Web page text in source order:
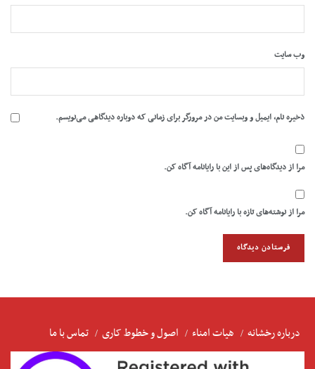
وب‌ سایت
ذخیره نام، ایمیل و وبسایت من در مرورگر برای زمانی که دوباره دیدگاهی می‌نویسم.
مرا از دیدگاه‌های پس از این با رایانامه آگاه کن.
مرا از نوشته‌های تازه با رایانامه آگاه کن.
درباره رخشانه هیات امناء اصول و خطوط کاری تماس با ما